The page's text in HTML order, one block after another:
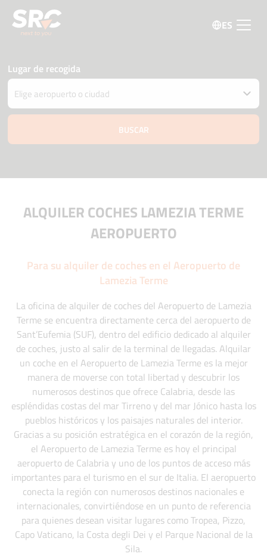
ES
Lugar de recogida
Entregar el coche en una ubicación diferente
Fecha y hora de recogida y devolución
ALQUILER COCHES LAMEZIA TERME
AEROPUERTO
Para su alquiler de coches en el Aeropuerto de
Lamezia Terme
La oficina de alquiler de coches del Aeropuerto de Lamezia
Terme se encuentra directamente cerca del aeropuerto de
Sant’Eufemia (SUF), dentro del edificio dedicado al alquiler
de coches, justo al salir de la terminal de llegadas. Alquilar
un coche en el Aeropuerto de Lamezia Terme es la mejor
manera de moverse con total libertad y descubrir los
numerosos destinos que ofrece Calabria, desde las
espléndidas costas del mar Tirreno y del mar Jónico hasta los
pueblos históricos y los paisajes naturales del interior.
Gracias a su posición estratégica en el corazón de la región,
el Aeropuerto de Lamezia Terme es hoy el principal
aeropuerto de Calabria y uno de los puntos de acceso más
importantes para el turismo en el sur de Italia. El aeropuerto
conecta la región con numerosos destinos nacionales e
internacionales, convirtiéndose en un punto de referencia
para quienes desean visitar lugares como Tropea, Pizzo,
Capo Vaticano, la Costa degli Dei y el Parque Nacional de la
Sila.